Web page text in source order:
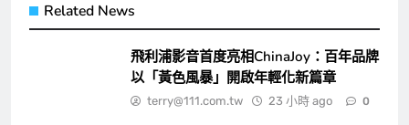
Related News
飛利浦影音首度亮相ChinaJoy：百年品牌
以「黃色風暴」開啟年輕化新篇章
terry@111.com.tw 23 小時 ago 0